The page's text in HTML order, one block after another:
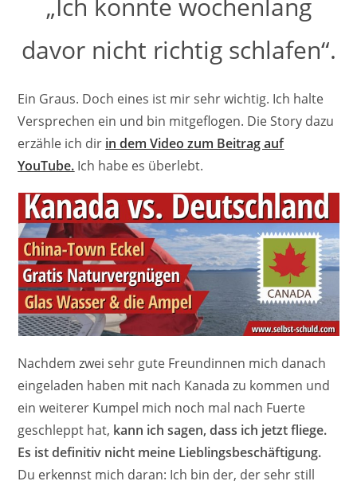
„Ich konnte wochenlang
davor nicht richtig schlafen“.
Ein Graus. Doch eines ist mir sehr wichtig. Ich halte
Versprechen ein und bin mitgeflogen. Die Story dazu
erzähle ich dir in dem Video zum Beitrag auf
YouTube. Ich habe es überlebt.
Nachdem zwei sehr gute Freundinnen mich danach
eingeladen haben mit nach Kanada zu kommen und
ein weiterer Kumpel mich noch mal nach Fuerte
geschleppt hat, kann ich sagen, dass ich jetzt fliege.
Es ist definitiv nicht meine Lieblingsbeschäftigung.
Du erkennst mich daran: Ich bin der, der sehr still